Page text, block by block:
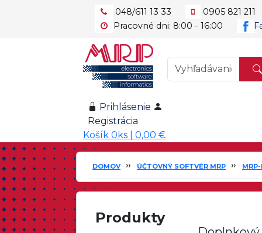
048/611 13 33
0905 821 211
Pracovné dni: 8:00 - 16:00
Prihlásenie
Registrácia
Košík 0ks | 0,00 €
DOMOV ÚČTOVNÝ SOFTVÉR MRP
Produkty